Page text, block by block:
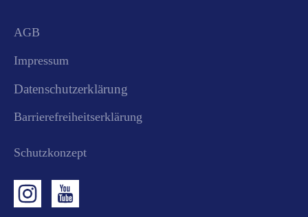
AGB
Impressum
Datenschutzerklärung
Barrierefreiheitserklärung
Schutzkonzept